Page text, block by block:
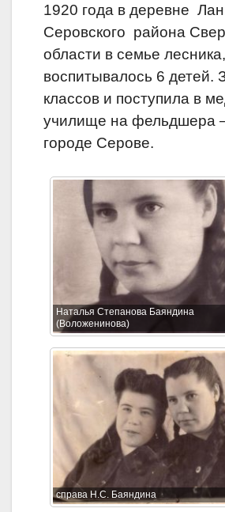
1920 года в деревне
Серовского района
области в семье
воспитывалось 6 детей.
классов и поступила в
училище на фельдшера
городе Серове.
Наталья Степанова Баяндина
(Воложенинова)
справа Н.С. Баяндина